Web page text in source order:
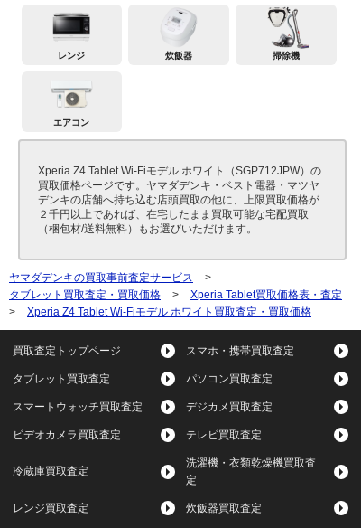
レンジ 炊飯器 掃除機
エアコン
Xperia Z4 Tablet Wi-Fiモデル ホワイト（SGP712JPW）の
買取価格ページです。ヤマダデンキ・ベスト電器・マツヤ
デンキの店舗へ持ち込む店頭買取の他に、上限買取価格が
２千円以上であれば、在宅したまま買取可能な宅配買取
（梱包材/送料無料）もお選びいただけます。
ヤマダデンキの買取事前査定サービス
>
タブレット買取査定・買取価格
>
Xperia Tablet買取価格表・査定
>
Xperia Z4 Tablet Wi-Fiモデル ホワイト買取査定・買取価格
買取査定トップページ スマホ・携帯買取査定
タブレット買取査定 パソコン買取査定
スマートウォッチ買取査定 デジカメ買取査定
ビデオカメラ買取査定 テレビ買取査定
冷蔵庫買取査定
洗濯機・衣類乾燥機買取査
定
レンジ買取査定 炊飯器買取査定